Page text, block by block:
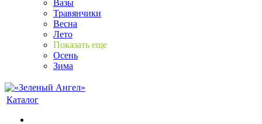
Вазы
Травянчики
Весна
Лето
Показать еще
Осень
Зима
Каталог